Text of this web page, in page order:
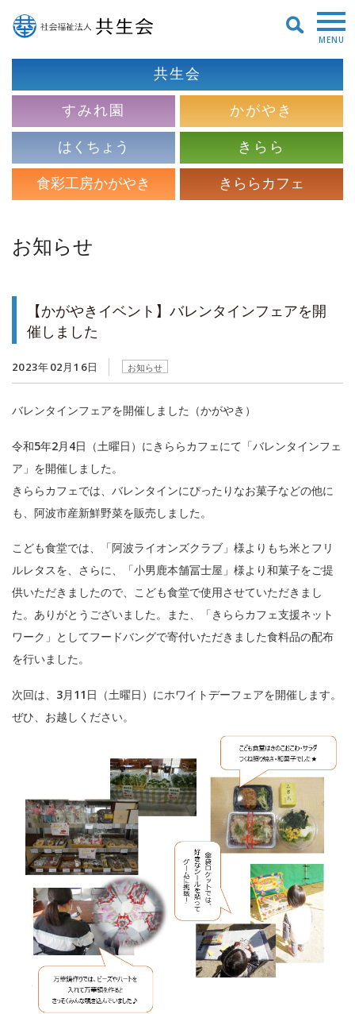
MENU
共生会
すみれ園
かがやき
はくちょう
きらら
食彩工房かがやき
きららカフェ
お知らせ
【かがやきイベント】バレンタインフェアを開
催しました
2023年02月16日 お知らせ
バレンタインフェアを開催しました（かがやき）
令和5年2月 4日（土曜日）にきららカフェにて「バレンタインフェ
ア」を開催しました。
きららカフェでは、バレンタインにぴったりなお菓子などの他に
も、阿波市産新鮮野菜を販売しました。
こども食堂では、「阿波ライオンズクラブ」様よりもち米とフリ
ルレタスを、さらに、「小男鹿本舗冨士屋」様より和菓子をご提
供いただきましたので、こども食堂で使用させていただきまし
た。ありがとうございました。また、「きららカフェ支援ネット
ワーク」としてフードバングで寄付いただきました食料品の配布
を行いました。
次回は、 3月 11 日（土曜日）にホワイトデーフェアを開催します。
ぜひ、お越しください。